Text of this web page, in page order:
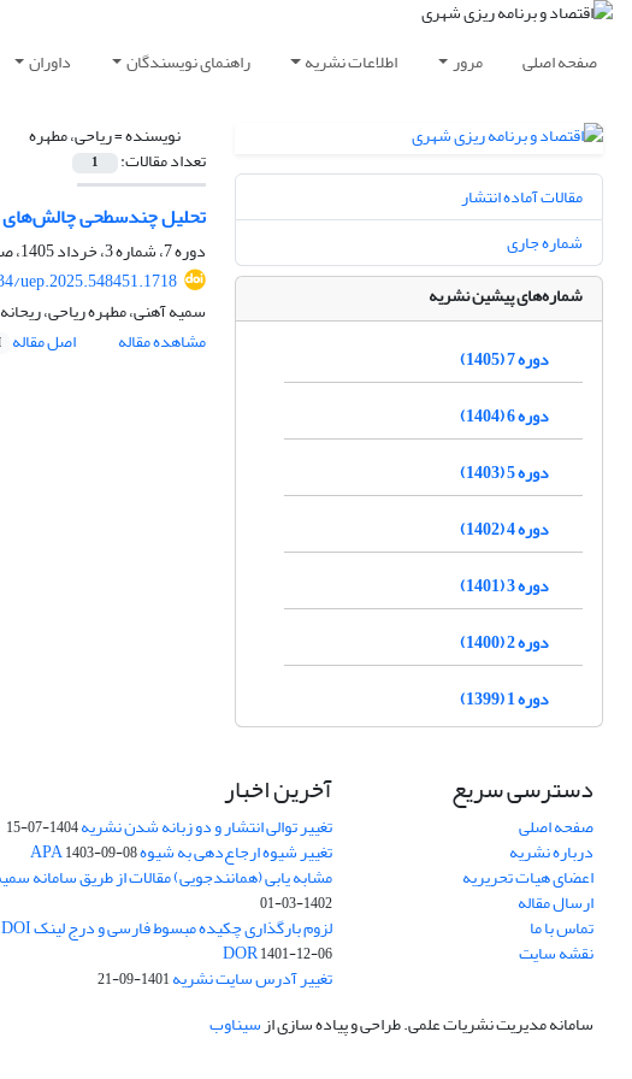
صفحه اصلی مرور اطلاعات نشریه راهنمای نویسندگان داوران
نویسنده =ریاحی، مطهره
تعداد مقالات: 1
تحلیل چندسطحی چالش‌های
دوره 7، شماره 3، خرداد 1405، صفحه
uep.2025.548451.1718
سمیه آهنی، مطهره ریاحی،
مشاهده مقاله
اصل مقاله
مقالات آماده انتشار
شماره جاری
شماره‌های پیشین نشریه
دوره 7 (1405)
دوره 6 (1404)
دوره 5 (1403)
دوره 4 (1402)
دوره 3 (1401)
دوره 2 (1400)
دوره 1 (1399)
دسترسی سریع
صفحه اصلی
درباره نشریه
اعضای هیات تحریریه
ارسال مقاله
تماس با ما
نقشه سایت
آخرین اخبار
تغییر توالی انتشار و دو زبانه شدن نشریه1404-07-15
تغییر شیوه ارجاع‌دهی به شیوه APA1403-09-08
مشابه یابی (همانندجویی) مقالات از طریق سامانه
1402-03-01
DOR1401-12-06
تغییر آدرس سایت نشریه1401-09-21
سامانه مدیریت نشریات علمی.طراحی و پیاده سازی ازسیناوب